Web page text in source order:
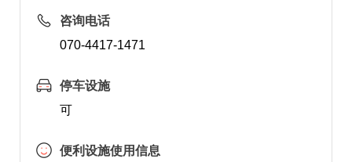
咨询电话
070-4417-1471
停车设施
可
便利设施使用信息